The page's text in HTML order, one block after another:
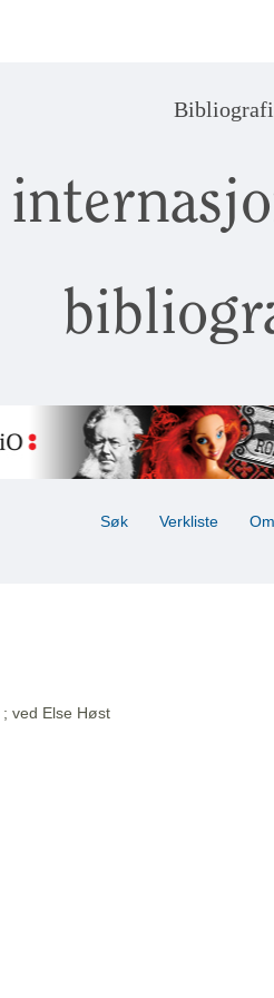
Bibliografi
Søk Verkliste
ved Else Høst